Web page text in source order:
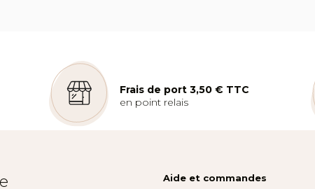
Frais de port 3,50 € TTC
en point relais
Aide et commandes